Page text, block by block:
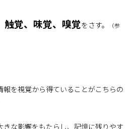
触覚、味覚、嗅覚をさす。
（参
報を視覚から得ていることがこちらの
きな影響をもたらし、記憶に残りやす